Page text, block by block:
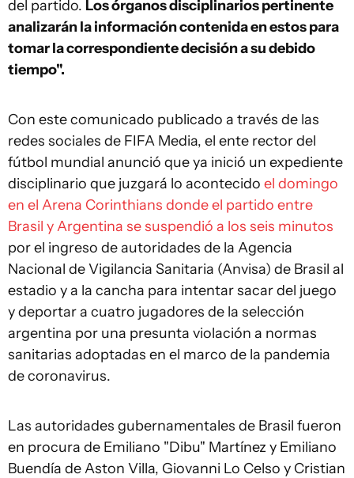
del partido. Los órganos disciplinarios pertinente
analizarán la información contenida en estos para
tomar la correspondiente decisión a su debido
tiempo".
Con este comunicado publicado a través de las
redes sociales de FIFA Media, el ente rector del
fútbol mundial anunció que ya inició un expediente
disciplinario que juzgará lo acontecido el domingo
en el Arena Corinthians donde el partido entre
Brasil y Argentina se suspendió a los seis minutos
por el ingreso de autoridades de la Agencia
Nacional de Vigilancia Sanitaria (Anvisa) de Brasil al
estadio y a la cancha para intentar sacar del juego
y deportar a cuatro jugadores de la selección
argentina por una presunta violación a normas
sanitarias adoptadas en el marco de la pandemia
de coronavirus.
Las autoridades gubernamentales de Brasil fueron
en procura de Emiliano "Dibu" Martínez y Emiliano
Buendía de Aston Villa, Giovanni Lo Celso y Cristian